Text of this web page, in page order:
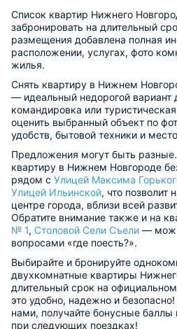
Список квартир Нижнего
забронировать на длительный
размещения добавлена полная
расположении, услугах, фото
жилья.
Снять квартиру в Нижнем
— идеальный недорогой вариант
командировка или
оценить выбранный объект по
удобств, бытовой техники и
Предложения могут быть разные.
квартиру в Нижнем Новгороде
рядом с Улицей Максима
Улицей Ильинской, что позволит
центре города, вблизи всей
Обратите внимание также и на
№ 1, Столовой Сели Съели —
вопросами «где поесть?».
Выбирайте и бронируйте
двухкомнатные квартиры
длительный срок на
это удобно, надежно и
нами, получайте бонусные баллы
при следующих поездках!